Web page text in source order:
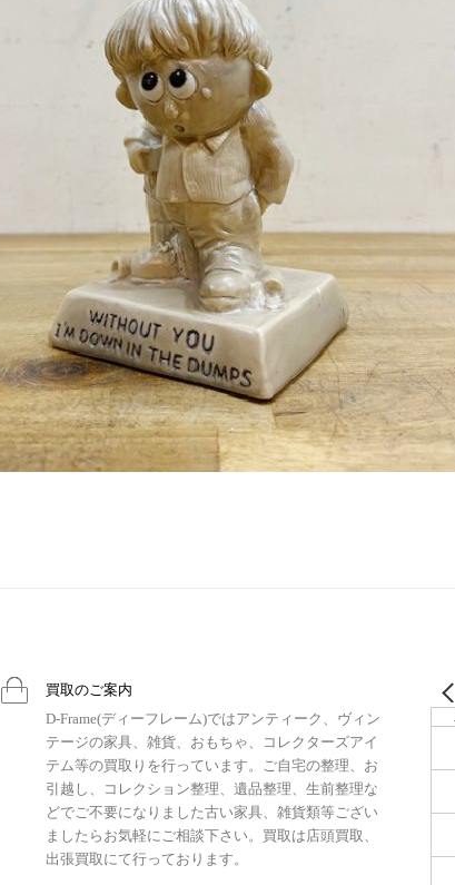
買取のご案内
D-Frame(ディーフレーム)ではアンティーク、ヴィン
テージの家具、雑貨、おもちゃ、コレクターズアイ
テム等の買取りを行っています。ご自宅の整理、お
引越し、コレクション整理、遺品整理、生前整理な
どでご不要になりました古い家具、雑貨類等ござい
ましたらお気軽にご相談下さい。買取は店頭買取、
出張買取にて行っております。